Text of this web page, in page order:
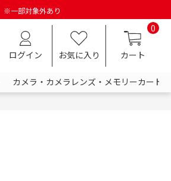
※一部対象外あり
ログイン お気に入り
0
カート
カメラ・カメラレンズ・メモリーカード